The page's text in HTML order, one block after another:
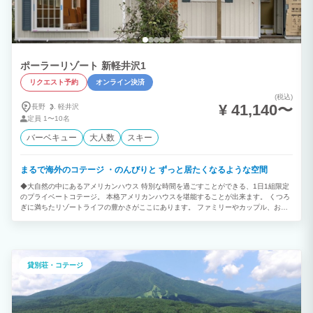
ポーラーリゾート 新軽井沢1
リクエスト予約 オンライン決済
長野
軽井沢
定員 1〜10名
(税込)
¥ 41,140〜
バーベキュー 大人数 スキー
まるで海外のコテージ ・のんびりと ずっと居たくなるような空間
◆大自然の中にあるアメリカンハウス 特別な時間を過ごすことができる、1日1組限定
のプライベートコテージ。 本格アメリカンハウスを堪能することが出来ます。 くつろ
ぎに満ちたリゾートライフの豊かさがここにあります。 ファミリーやカップル、お友
います。 他にも軽井沢駅の近くにコテージがあるため 観光の後に宿泊するには最適で
す。 ◆ゲスト様へのお願い 動物アレルギーのお客様もご宿泊なさる為ペット同伴は禁
止です。デッキステイ不可 (無断同伴を確認した場合23100円の罰則オゾン清掃費をご
請求致します。) アーリーチェックイン、レイトチェックアウトは事前予約です。(1時
間につき2310円 税込) 繁忙期は対応できない場合がございます。 予めご了承くださ
い。
貸別荘・コテージ